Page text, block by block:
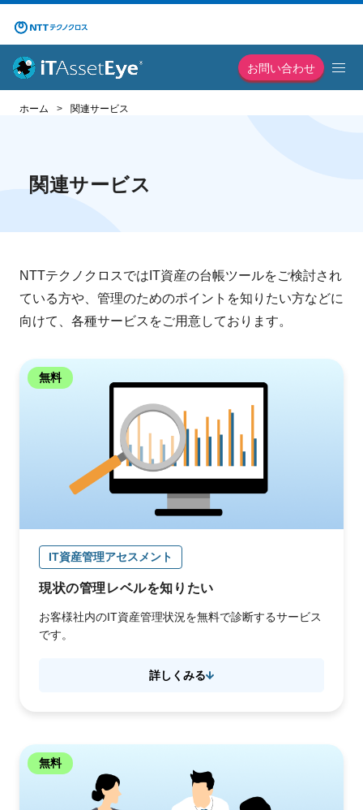
お問い合わせ
ホーム 関連サービス
関連サービス
NTTテクノクロスではIT資産の台帳ツールをご検討され
ている方や、管理のためのポイントを知りたい方などに
向けて、 各種サービスをご用意しております。
無料
IT資産管理アセスメント
現状の管理レベルを知りたい
お客様社内のIT資産管理状況を無料で診断するサービス
です。
詳しくみる
無料